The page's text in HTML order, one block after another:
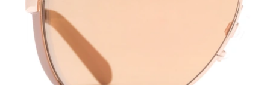
50 mm
Ύψος φακού
59 mm
Μήκος φακού